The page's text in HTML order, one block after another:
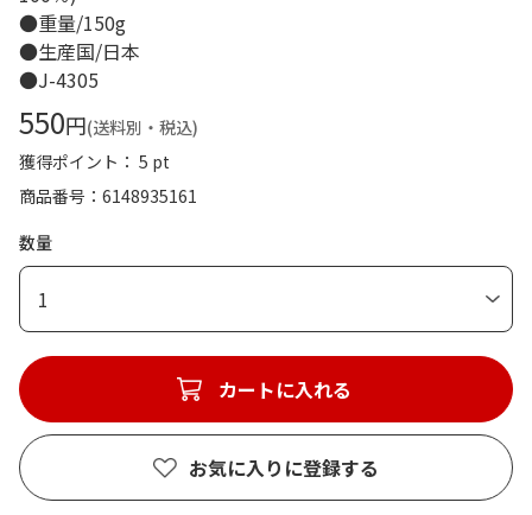
●重量/150g
●生産国/日本
●J-4305
550円(送料別・税込)
獲得ポイント： 5 pt
商品番号
6148935161
数量
1
カートに入れる
お気に入りに登録する